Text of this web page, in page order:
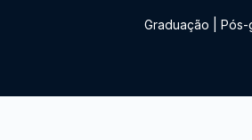
Graduação Pós-